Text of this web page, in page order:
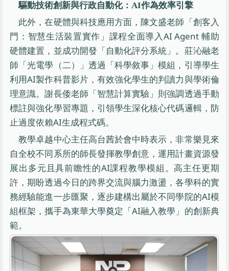
驅動技術創新與行政自動化：AI作為效率引擎
此外，在硬體與科技應用方面，陳文盛老師「創客入
門：智慧生活裝置實作」課程全面導入AI Agent 輔助
硬體建置，並成功開發「自動化評分系統」。莊沁融老
師「光電學（二）」透過「科學敘事」模組，引導學生
利用AI製作科普影片，有效強化學生的判讀力與學術倫
理意識。謝長倭老師「智慧計算實驗」則強調透過手動
標註與強化學習專題，引領學生深化核心代碼邏輯，防
止過度依賴AI生成程式碼。
教學卓越中心主任高台茜於會中時表示，非常樂見來
自全校不同系所的師長發揮教學創意，運用計畫資源發
展出多元且具前瞻性的AI課程教學模組。高主任更期
許，期盼透過今日的跨界交流與腦力激盪，各學科的實
務經驗能進一步匯聚，逐步建構出屬於不同學院的AI模
組框架，攜手為東華大學奠定「AI融入教學」的創新典
範。